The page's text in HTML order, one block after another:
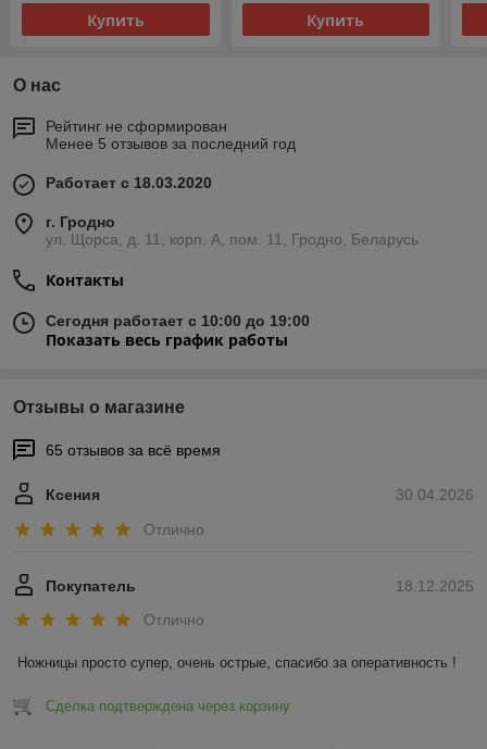
Купить Купить
О нас
Рейтинг не сформирован
Менее 5 отзывов за последний год
Работает с 18.03.2020
г. Гродно
ул. Щорса, д. 11, корп. А, пом. 11, Гродно, Беларусь
Контакты
Сегодня работает с 10:00 до 19:00
Показать весь график работы
Отзывы о магазине
65 отзывов за всё время
30.04.2026
Ксения
Отлично
18.12.2025
Покупатель
Отлично
Ножницы просто супер, очень острые, спасибо за оперативность !
Сделка подтверждена через корзину